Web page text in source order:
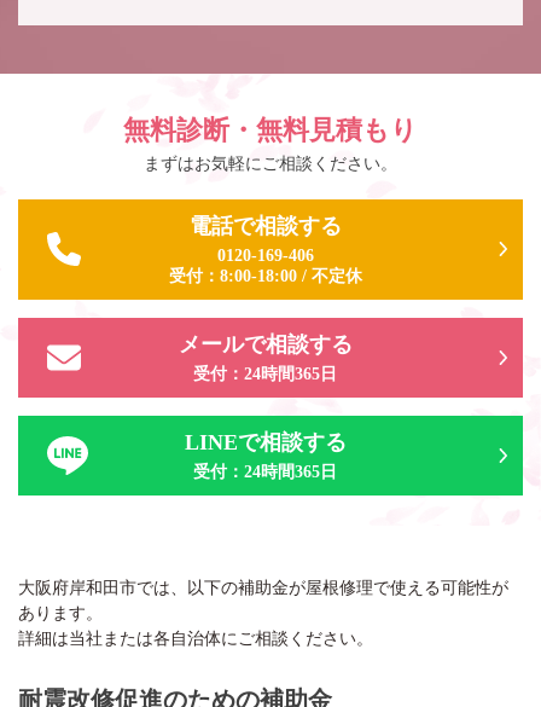
無料診断・無料見積もり
まずはお気軽にご相談ください。
電話で相談する
0120-169-406
受付： 8:00-18:00/ 不定休
メールで相談する
受付：24時間365日
LINEで相談する
受付：24時間365日
大阪府岸和田市では、以下の補助金が屋根修理で使える可能性が
あります。
詳細は当社または各自治体にご相談ください。
耐震改修促進のための補助金